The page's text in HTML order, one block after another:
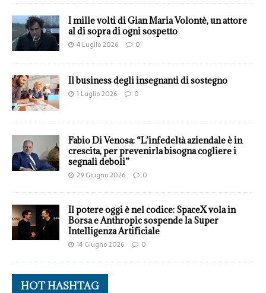
I mille volti di Gian Maria Volontè, un attore
al di sopra di ogni sospetto
4 Luglio 2026 0
Il business degli insegnanti di sostegno
1 Luglio 2026 0
Fabio Di Venosa: “L’infedeltà aziendale è in
crescita, per prevenirla bisogna cogliere i
segnali deboli”
29 Giugno 2026 0
Il potere oggi è nel codice: SpaceX vola in
Borsa e Anthropic sospende la Super
Intelligenza Artificiale
14 Giugno 2026 0
HOT HASHTAG